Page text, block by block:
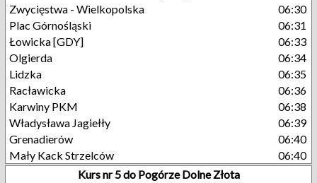
Zwycięstwa - Wielkopolska
06:30
Plac Górnośląski
06:31
Łowicka [GDY]
06:33
Olgierda
06:34
Lidzka
06:35
Racławicka
06:36
Karwiny PKM
06:38
Władysława Jagiełły
06:39
Grenadierów
06:40
Mały Kack Strzelców
06:40
Kurs nr 5 do Pogórze Dolne Złota